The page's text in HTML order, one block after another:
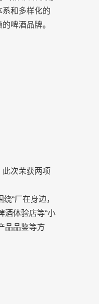
和多样化的
啤酒品牌。
次荣获两项
“厂在身边，
酒体验店等“小
品品鉴等方